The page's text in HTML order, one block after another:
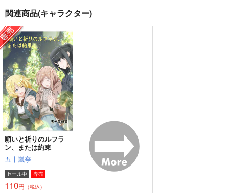
透ICステッカー3
Blitzrecord
110円（税込）
浅倉透
サンプル
作品詳細
関連商品(キャラクター)
願いと祈りのルフラ
ン、または約束
五十嵐亭
セール中 専売
110円 （税込）